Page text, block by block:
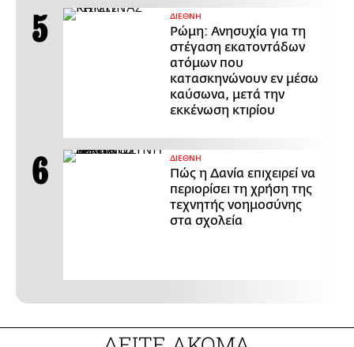
ΔΙΕΘΝΗ
Ρώμη: Ανησυχία για τη
στέγαση εκατοντάδων
ατόμων που
κατασκηνώνουν εν μέσω
καύσωνα, μετά την
εκκένωση κτιρίου
ΔΙΕΘΝΗ
Πώς η Δανία επιχειρεί να
περιορίσει τη χρήση της
τεχνητής νοημοσύνης
στα σχολεία